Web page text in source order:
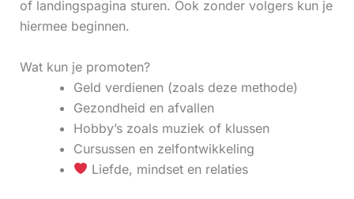
of landingspagina sturen. Ook zonder volgers kun je
hiermee beginnen.
Wat kun je promoten?
Geld verdienen (zoals deze methode)
Gezondheid en afvallen
Hobby’s zoals muziek of klussen
Cursussen en zelfontwikkeling
Liefde, mindset en relaties